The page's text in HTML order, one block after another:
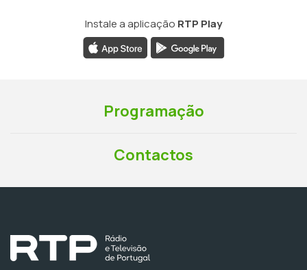
Instale a aplicação RTP Play
Programação
Contactos